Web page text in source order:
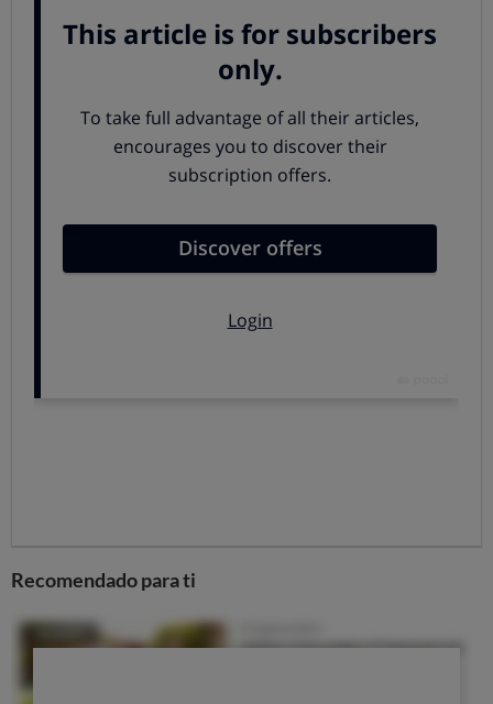
que en dicho acto se avenga a reconocer los siguientes:
EXTREMOS
PRIMERO.- A reconocer que sabe y le consta que
SEGUNDO.- A reconocer que sabe y le consta que
admitirla, y en su virtud, dar traslado de la misma a la
dicho acto, con citación de las partes, junto con lo demás
que en Derecho proceda.
Recomendado para ti